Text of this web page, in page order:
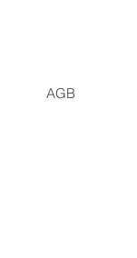
AGB